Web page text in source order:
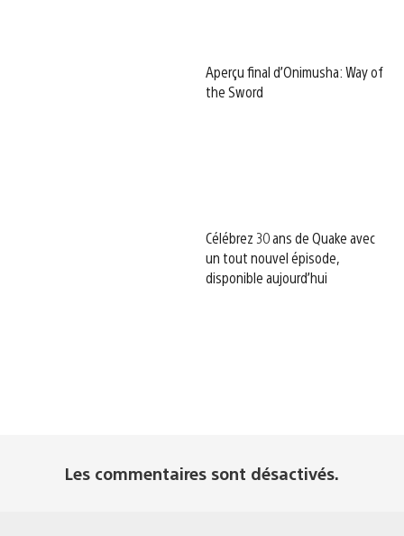
Aperçu final d’Onimusha: Way of
the Sword
Célébrez 30 ans de Quake avec
un tout nouvel épisode,
disponible aujourd’hui
Les commentaires sont désactivés.